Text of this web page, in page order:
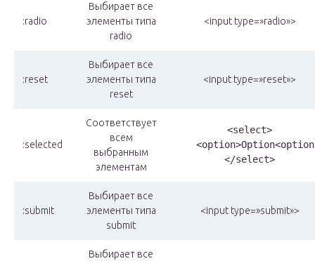
:radio
Выбирает все
элементы типа
radio
<input type=»radio»>
:reset
Выбирает все
элементы типа
reset
<input type=»reset»>
:selected
Соответствует
всем
выбранным
элементам
<select>
</select>
:submit
Выбирает все
элементы типа
submit
<input type=»submit»>
Выбирает все